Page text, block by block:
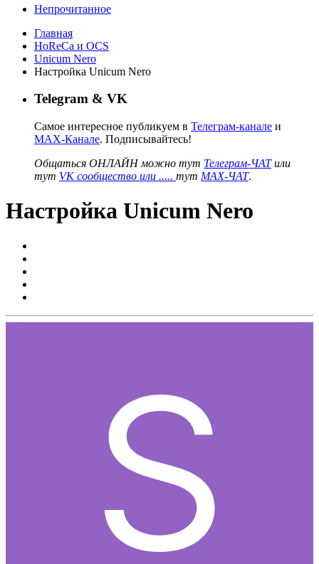
Непрочитанное
Главная
HoReCa и OCS
Unicum Nero
Настройка Unicum Nero
Telegram & VK
Самое интересное публикуем в Телеграм-канале и
MAX-Канале. Подписывайтесь!
Общаться ОНЛАЙН можно тут Телеграм-ЧАТили
тут VK сообщество или ..... тут MAX-ЧАТ.
Настройка Unicum Nero